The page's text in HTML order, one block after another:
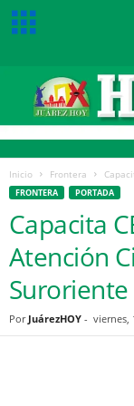
Inicio Frontera
FRONTERA PORTADA
Capacita
Atención
Suroriente
Por JuárezHOY - viernes,